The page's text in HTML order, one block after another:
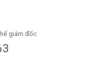
giám đốc